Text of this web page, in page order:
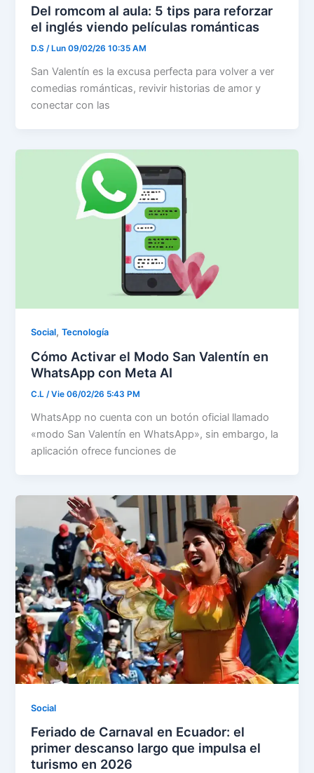
Del romcom al aula: 5 tips para reforzar
el inglés viendo películas románticas
D.S/ Lun 09/02/26 10:35 AM
San Valentín es la excusa perfecta para volver a ver
comedias románticas, revivir historias de amor y
conectar con las
Social,Tecnología
Cómo Activar el Modo San Valentín en
WhatsApp con Meta AI
C.L/Vie 06/02/26 5:43 PM
WhatsApp no cuenta con un botón oficial llamado
«modo San Valentín en WhatsApp», sin embargo, la
aplicación ofrece funciones de
Social
Feriado de Carnaval en Ecuador: el
primer descanso largo que impulsa el
turismo en 2026